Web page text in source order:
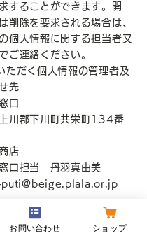
することができます。開
削除を要求される場合は、
個人情報に関する担当者又
ご連絡ください。
ただく個人情報の管理者及
先
口
川郡下川町共栄町134番
店
口担当 丹羽真由美
puti@beige.plala.or.jp
の如何を問わず本サイトの
お問い合わせ ショップ